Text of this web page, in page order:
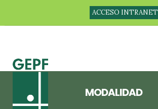
ACCESO INTRANET
MODALIDAD